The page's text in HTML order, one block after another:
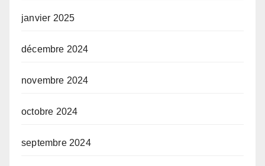
janvier 2025
décembre 2024
novembre 2024
octobre 2024
septembre 2024